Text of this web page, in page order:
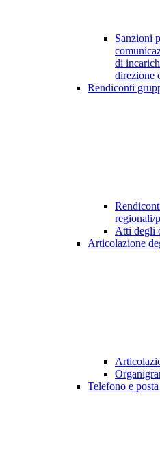
Sanzioni
di
direzione
Rendiconti
regionali/
Atti degli
Articolazione
Telefono e